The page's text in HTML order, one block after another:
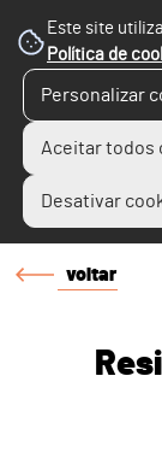
Este site
Política de
Personalizar
Aceitar todos
Desativar
voltar